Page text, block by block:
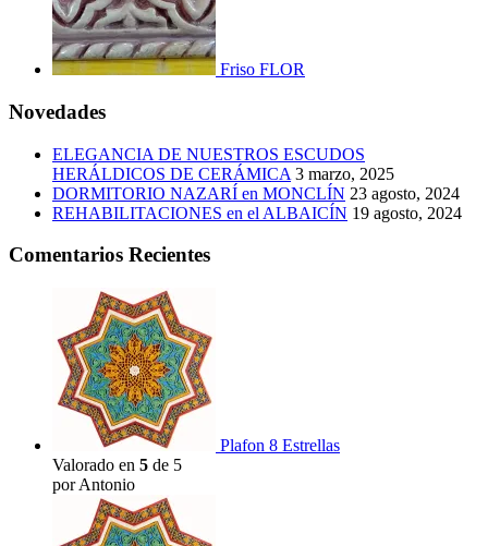
Friso FLOR
Novedades
ELEGANCIA DE NUESTROS ESCUDOS
HERÁLDICOS DE CERÁMICA 3 marzo, 2025
DORMITORIO NAZARÍ en MONCLÍN 23 agosto, 2024
REHABILITACIONES en el ALBAICÍN 19 agosto, 2024
Comentarios Recientes
Plafon 8 Estrellas
Valorado en 5 de 5
por Antonio